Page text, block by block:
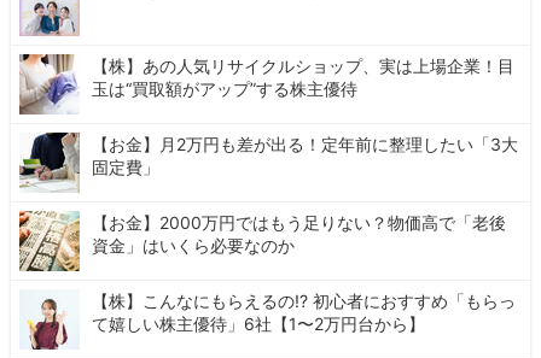
【株】あの人気リサイクルショップ、実は上場企業！目
玉は“買取額がアップ”する株主優待
【お金】月2万円も差が出る！定年前に整理したい「3大
固定費」
【お金】2000万円ではもう足りない？物価高で「老後
資金」はいくら必要なのか
【株】こんなにもらえるの!? 初心者におすすめ「もらっ
て嬉しい株主優待」6社【1〜2万円台から】